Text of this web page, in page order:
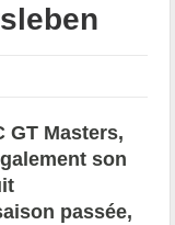
GT Masters,
son
passée,